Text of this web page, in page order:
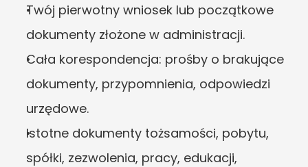
Twój pierwotny wniosek lub początkowe
dokumenty złożone w administracji.
Cała korespondencja: prośby o brakujące
dokumenty, przypomnienia, odpowiedzi
urzędowe.
Istotne dokumenty tożsamości, pobytu,
spółki, zezwolenia, pracy, edukacji,